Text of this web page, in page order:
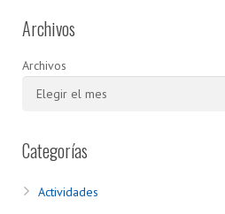
Archivos
Archivos
Categorías
Actividades